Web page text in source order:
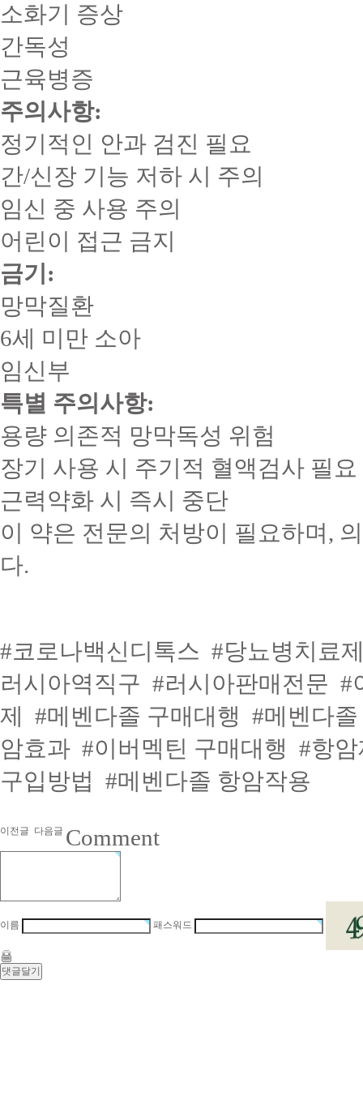
소화기 증상
간독성
근육병증
주의사항:
정기적인 안과 검진 필요
간/신장 기능 저하 시 주의
임신 중 사용 주의
어린이 접근 금지
금기:
망막질환
6세 미만 소아
임신부
특별 주의사항:
용량 의존적 망막독성 위험
장기 사용 시 주기적 혈액검사 필요
근력약화 시 즉시 중단
이 약은 전문의 처방이 필요하며,
다.
#코로나백신디톡스 #당뇨병치료
러시아역직구 #러시아판매전문 #
제 #메벤다졸 구매대행 #메벤다졸
암효과 #이버멕틴 구매대행 #항
구입방법 #메벤다졸 항암작용
이전글 다음글 Comment
이름 패스워드